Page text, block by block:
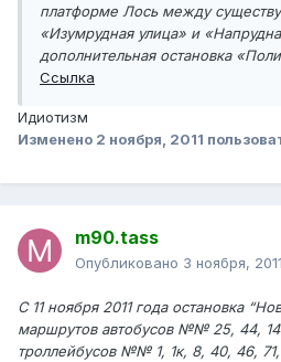
платформе Лось между
«Изумрудная улица» и
дополнительная остановка
Ссылка
Идиотизм
Изменено 2 ноября, 2011
m90.tass
Опубликовано 3 ноября, 2011
С 11 ноября 2011 года остановка
маршрутов автобусов №№ 25, 44,
троллейбусов №№ 1, 1к, 8, 40, 46,